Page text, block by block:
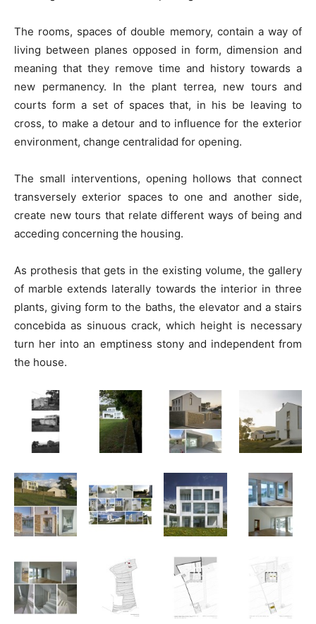
The rooms, spaces of double memory, contain a way of
living between planes opposed in form, dimension and
meaning that they remove time and history towards a
new permanency. In the plant terrea, new tours and
courts form a set of spaces that, in his be leaving to
cross, to make a detour and to influence for the exterior
environment, change centralidad for opening.
The small interventions, opening hollows that connect
transversely exterior spaces to one and another side,
create new tours that relate different ways of being and
acceding concerning the housing.
As prothesis that gets in the existing volume, the gallery
of marble extends laterally towards the interior in three
plants, giving form to the baths, the elevator and a stairs
concebida as sinuous crack, which height is necessary
turn her into an emptiness stony and independent from
the house.